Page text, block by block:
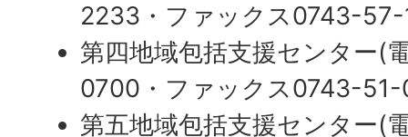
2233・ファックス0743-
第四地域包括支援センター(
0700・ファックス0743-51-
第五地域包括支援センター(